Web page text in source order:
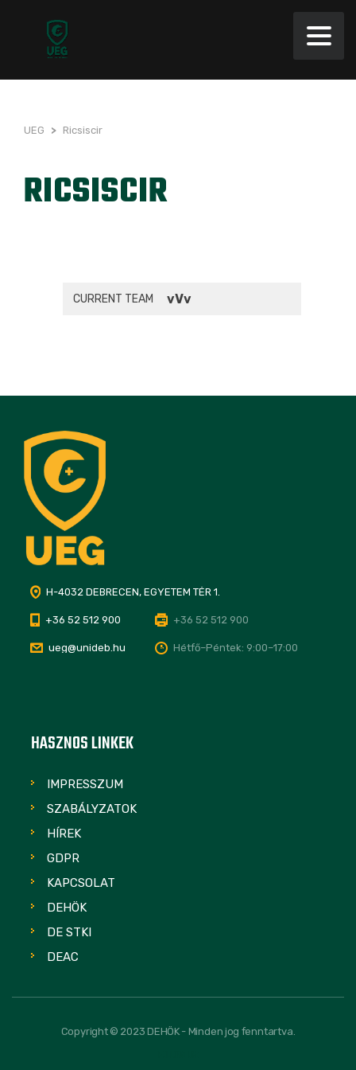
UEG > Ricsiscir
RICSISCIR
CURRENT TEAM vVv
H-4032 DEBRECEN, EGYETEM TÉR 1.
+36 52 512 900 +36 52 512 900
ueg@unideb.hu Hétfő–Péntek: 9:00–17:00
HASZNOS LINKEK
IMPRESSZUM
SZABÁLYZATOK
HÍREK
GDPR
KAPCSOLAT
DEHÖK
DE STKI
DEAC
Copyright © 2023 DEHÖK - Minden jog fenntartva.